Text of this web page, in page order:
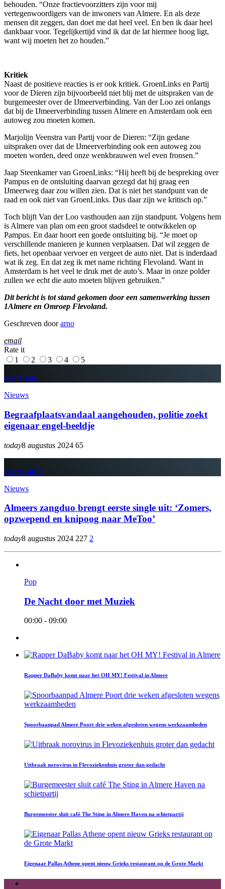
behouden. “Onze fractievoorzitters zijn voor mij
vertegenwoordigers van de inwoners van Almere. En als deze
mensen dit zeggen, dan doet me dat heel veel. En ben ik daar heel
dankbaar voor. Tegelijkertijd vind ik dat de lat hiermee hoog ligt,
want wij moeten het zo houden.”
Kritiek
Naast de positieve reacties is er ook kritiek. GroenLinks en Partij
voor de Dieren zijn bijvoorbeeld niet blij met de uitspraken van de
burgemeester over de IJmeerverbinding. Van der Loo zei onlangs
dat bij de IJmeerverbinding tussen Almere en Amsterdam ook een
autoweg zou moeten komen.
Marjolijn Veenstra van Partij voor de Dieren: “Zijn gedane
uitspraken over dat de IJmeerverbinding ook een autoweg zou
moeten worden, deed onze wenkbrauwen wel even fronsen.”
Jaap Steenkamer van GroenLinks: “Hij heeft bij de bespreking over
Pampus en de ontsluiting daarvan gezegd dat hij graag een
IJmeerweg daar zou willen zien. Dat is niet het standpunt van de
raad en ook niet van GroenLinks. Dus daar zijn we kritisch op.”
Toch blijft Van der Loo vasthouden aan zijn standpunt. Volgens hem
is Almere van plan om een groot stadsdeel te ontwikkelen op
Pampus. En daar hoort een goede ontsluiting bij. “Je moet op
verschillende manieren je kunnen verplaatsen. Dat wil zeggen de
fiets, het openbaar vervoer en vergeet de auto niet. Dat is inderdaad
wat ik zeg. En dat zeg ik met name richting Flevoland. Want in
Amsterdam is het veel te druk met de auto’s. Maar in onze polder
zullen we echt die auto moeten blijven gebruiken.”
Dit bericht is tot stand gekomen door een samenwerking tussen
1Almere en Omroep Flevoland.
Geschreven doorarno
email
Rate it
1
2 3 4 5
insert_link
Nieuws
Begraafplaatsvandaal aangehouden, politie zoekt
eigenaar engel-beeldje
today8 augustus 2024 65
insert_link 2
Nieuws
Almeers zangduo brengt eerste single uit: ‘Zomers,
opzwepend en knipoog naar MeToo’
today8 augustus 2024 227 2
Pop
De Nacht door met Muziek
00:00 - 09:00
Rapper DaBaby komt naar het OH MY! Festival in Almere
Spoorbaanpad Almere Poort drie weken afgesloten wegens werkzaamheden
Uitbraak norovirus in Flevoziekenhuis groter dan gedacht
Burgemeester sluit café The Sting in Almere Haven na schietpartij
Eigenaar Pallas Athene opent nieuw Grieks restaurant op de Grote Markt